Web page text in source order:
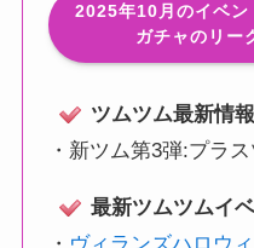
2025年10月のイベン
ガチャのリー
ツムツム最新情報
・ 新ツム第3弾:プラ
最新ツムツムイ